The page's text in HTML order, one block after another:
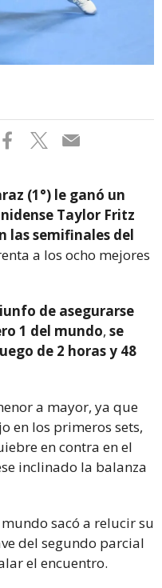
(1°) le ganó un
Taylor Fritz
las semifinales del
a los ocho mejores
de asegurarse
1 del mundo, se
de 2 horas y 48
a mayor, ya que
en los primeros sets,
en contra en el
inclinado la balanza
sacó a relucir su
del segundo parcial
el encuentro.